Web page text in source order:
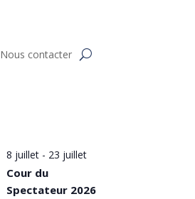
Nous contacter
8 juillet - 23 juillet
Cour du
Spectateur 2026